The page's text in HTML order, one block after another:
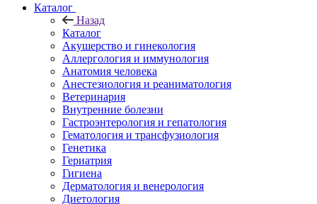
Каталог
Назад
Каталог
Акушерство и гинекология
Аллергология и иммунология
Анатомия человека
Анестезиология и реаниматология
Ветеринария
Внутренние болезни
Гастроэнтерология и гепатология
Гематология и трансфузиология
Генетика
Гериатрия
Гигиена
Дерматология и венерология
Диетология